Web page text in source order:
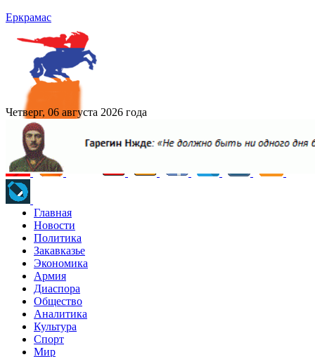
Еркрамас
Четверг, 06 августа 2026 года
Главная
Новости
Политика
Закавказье
Экономика
Армия
Диаспора
Общество
Аналитика
Культура
Спорт
Мир